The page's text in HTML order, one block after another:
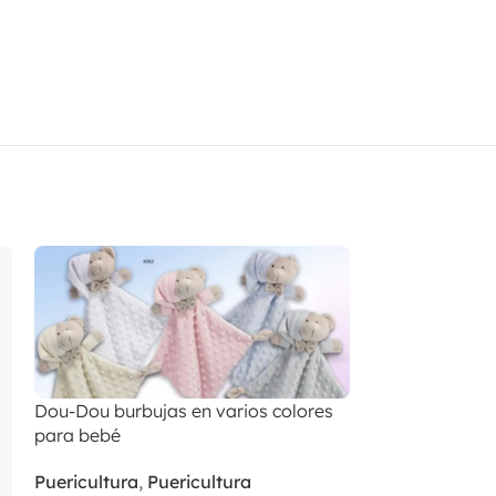
Dou-Dou burbujas en varios colores
para bebé
Puericultura, Puericultura